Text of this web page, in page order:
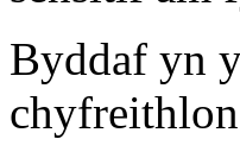
Byddaf yn